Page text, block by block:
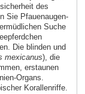
des
Sie Pfauenaugen-
Suche
Die blinden und
mexicanus), die
erstaunen
Organs.
Korallenriffe.